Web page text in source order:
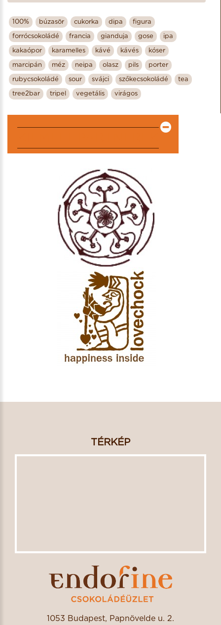
100% búzasör cukorka dipa figura
forrócsokoládé francia gianduja gose ipa
kakaópor karamelles kávé kávés kóser
marcipán méz neipa olasz pils porter
rubycsokoládé sour svájci szőkecsokoládé tea
tree2bar tripel vegetális virágos
TÉRKÉP
1053 Budapest, Papnövelde u. 2.